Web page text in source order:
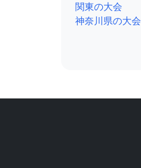
関東の大会
神奈川県の大会